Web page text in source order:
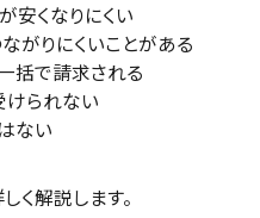
くなりにくい
がりにくいことがある
括で請求される
けられない
ない
く解説します。